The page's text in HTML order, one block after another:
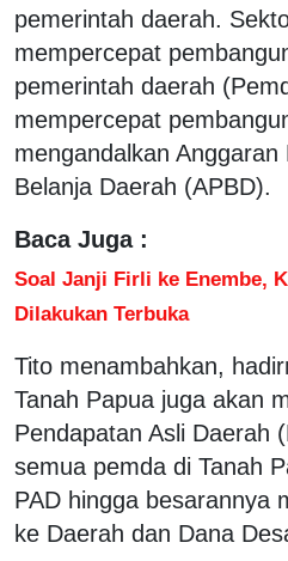
pemerintah daerah.
mempercepat
pemerintah daerah
mempercepat
mengandalkan Anggaran
Belanja Daerah (APBD).
Baca Juga :
Soal Janji Firli ke Enembe,
Dilakukan Terbuka
Tito menambahkan,
Tanah Papua juga akan
Pendapatan Asli Daerah
semua pemda di Tanah
PAD hingga besarannya
ke Daerah dan Dana